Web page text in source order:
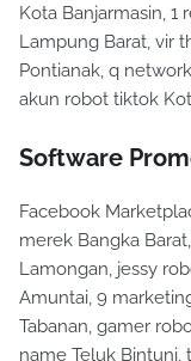
Kota Banjarmasin, 1
Lampung Barat, vir
Pontianak, q
akun robot tiktok
Software
Facebook
merek Bangka
Lamongan, jessy
Amuntai, 9
Tabanan, gamer
name Teluk